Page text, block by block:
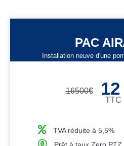
PAC
Installation neuve d'une
16500€
TTC
TVA réduite à 5,5%